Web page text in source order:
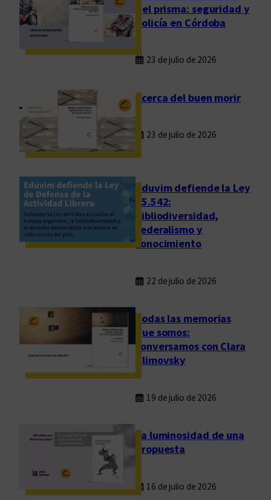
n
e
s
m
m
r
g
e
n
e
del prisma: seguridad y
policía en Córdoba
23 de julio de 2026
Acerca del buen morir
23 de julio de 2026
Eduvim defiende la Ley
25.542:
bibliodiversidad,
federalismo y
conocimiento
22 de julio de 2026
Todas las memorias
que somos:
conversamos con Clara
Klimovsky
19 de julio de 2026
La luminosidad de una
propuesta
16 de julio de 2026